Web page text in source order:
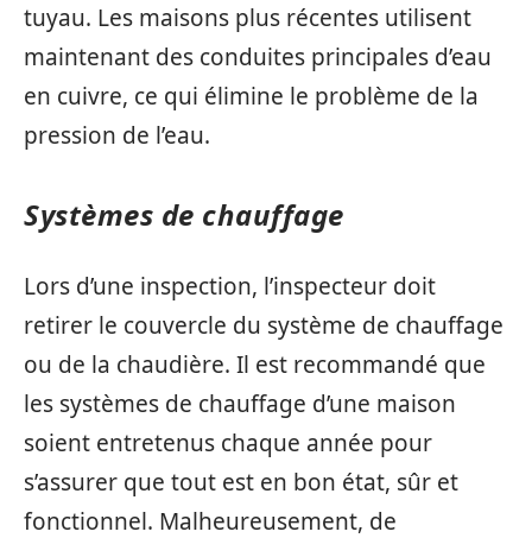
tuyau. Les maisons plus récentes utilisent
maintenant des conduites principales d’eau
en cuivre, ce qui élimine le problème de la
pression de l’eau.
Systèmes de chauffage
Lors d’une inspection, l’inspecteur doit
retirer le couvercle du système de chauffage
ou de la chaudière. Il est recommandé que
les systèmes de chauffage d’une maison
soient entretenus chaque année pour
s’assurer que tout est en bon état, sûr et
fonctionnel. Malheureusement, de